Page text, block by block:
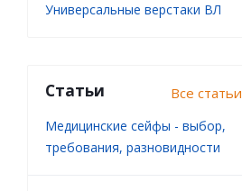
Универсальные верстаки ВЛ
Статьи Все статьи
Медицинские сейфы - выбор,
требования, разновидности